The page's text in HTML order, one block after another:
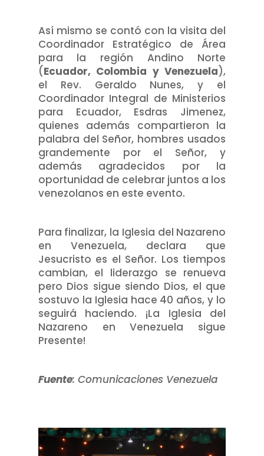
Así mismo se contó con la visita del
Coordinador Estratégico de Área
para la región Andino Norte
(Ecuador, Colombia y Venezuela),
el Rev. Geraldo Nunes, y el
Coordinador Integral de Ministerios
para Ecuador, Esdras Jimenez,
quienes además compartieron la
palabra del Señor, hombres usados
grandemente por el Señor, y
además agradecidos por la
oportunidad de celebrar juntos a los
venezolanos en este evento.
Para finalizar, la Iglesia del Nazareno
en Venezuela, declara que
Jesucristo es el Señor. Los tiempos
cambian, el liderazgo se renueva
pero Dios sigue siendo Dios, el que
sostuvo la Iglesia hace 40 años, y lo
seguirá haciendo. ¡La Iglesia del
Nazareno en Venezuela sigue
Presente!
Fuente: Comunicaciones Venezuela